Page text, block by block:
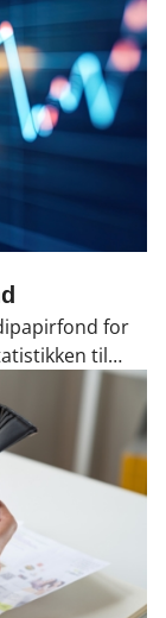
for
til